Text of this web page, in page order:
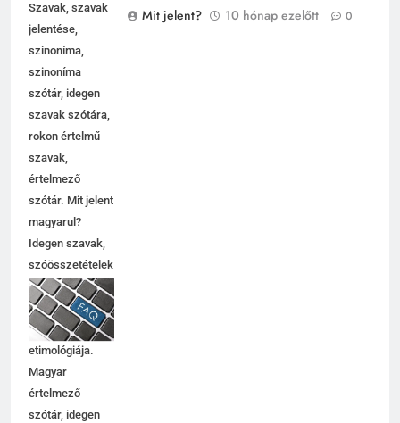
Szavak, szavak
jelentése,
szinoníma,
szinoníma
szótár, idegen
szavak szótára,
rokon értelmű
szavak,
értelmező
szótár. Mit jelent
magyarul?
Idegen szavak,
szóösszetételek
jelentése,
magyarázata,
használata,
etimológiája.
Magyar
értelmező
szótár, idegen
Mit jelent?
10 hónap ezelőtt 0